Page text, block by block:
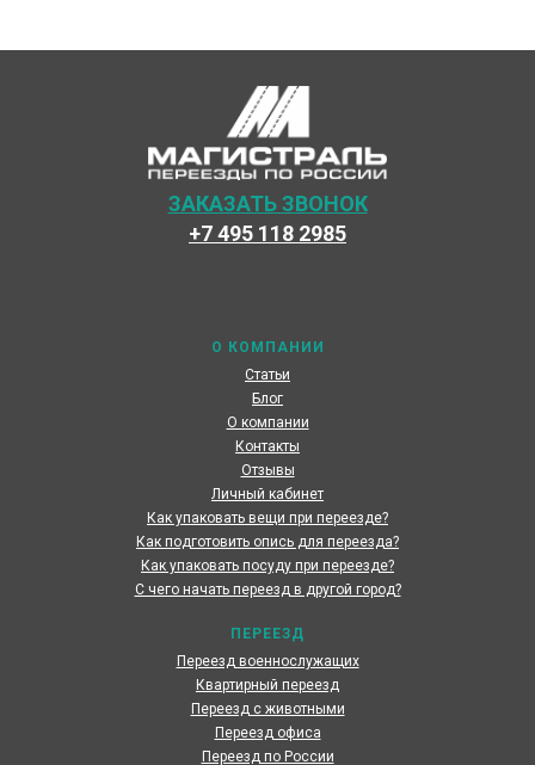
О КОМПАНИИ
Статьи
ПЕРЕЕЗД
Блог
О компании
Контакты
Отзывы
Личный кабинет
Как упаковать вещи при переезде?
Как подготовить опись для переезда?
Как упаковать посуду при переезде?
С чего начать переезд в другой город?
+7 495 118 2985
ЗАКАЗАТЬ ЗВОНОК
Переезд военнослужащих
Квартирный переезд
Переезд с животными
Переезд офиса
Переезд по России